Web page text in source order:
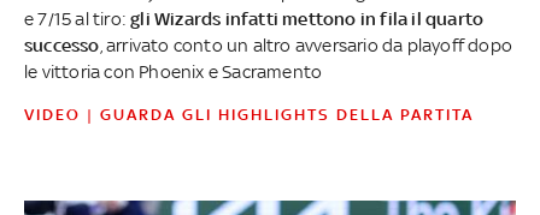
e 7/15 al tiro:gli Wizards infatti mettono in fila il quarto
successo , arrivato conto un altro avversario da playoff dopo
le vittoria con Phoenix e Sacramento
VIDEO | GUARDA GLI HIGHLIGHTS DELLA PARTITA